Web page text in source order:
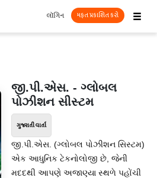
☰
લૉગિન મફત પ્રકાશિત કરો
જી.પી.એસ. - ગ્લોબલ
પોઝીશન સીસ્ટમ
ગુજરાતી વાર્તા
જી.પી.એસ. (ગ્લોબલ પોઝીશન સિસ્ટમ)
એક આધુનિક ટેકનોલોજી છે, જેની
મદદથી આપણે અજાણ્યા સ્થળે પહોંચી